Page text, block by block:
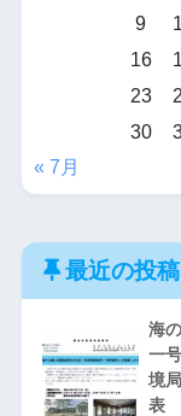
9
16
23
30
« 7月
最近の投稿
海
一
境
表